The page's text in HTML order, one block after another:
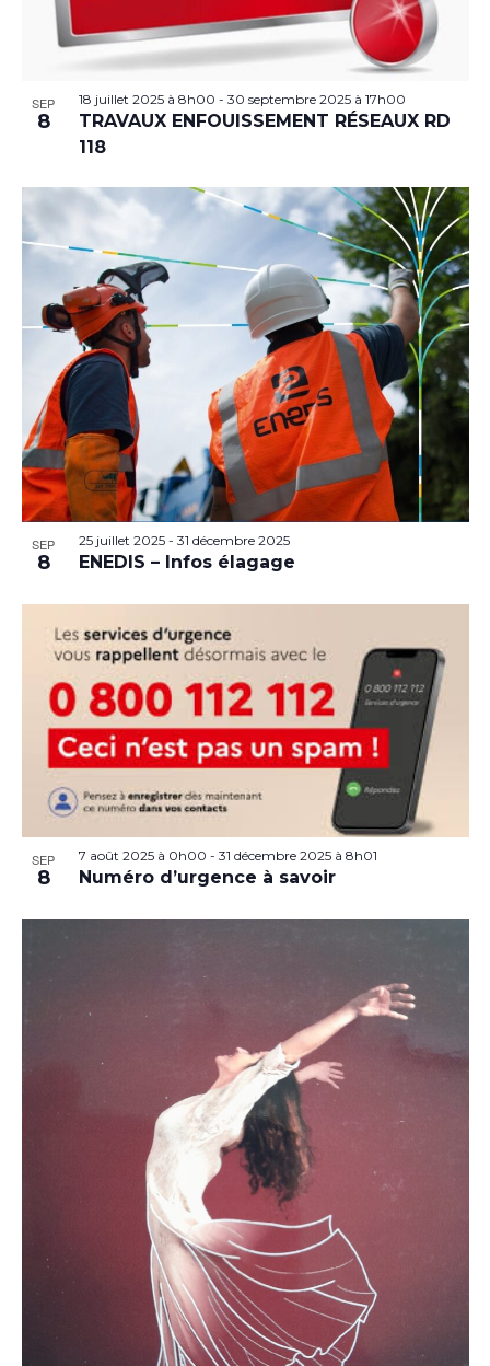
SEP
8
18 juillet 2025 à 8h00 - 30 septembre 2025 à 17h00
TRAVAUX ENFOUISSEMENT RÉSEAUX RD
118
SEP
8
25 juillet 2025- 31 décembre 2025
ENEDIS – Infos élagage
SEP
8
7 août 2025 à 0h00 - 31 décembre 2025 à 8h01
Numéro d’urgence à savoir